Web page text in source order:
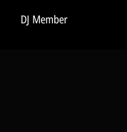
DJ Member